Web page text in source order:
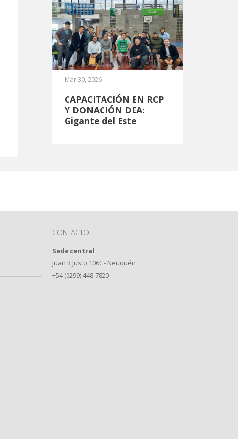
Mar 30, 2026
CAPACITACIÓN EN RCP
Y DONACIÓN DEA:
Gigante del Este
CONTACTO
Sede central
Juan B Justo 1060 - Neuquén
+54 (0299) 448-7820